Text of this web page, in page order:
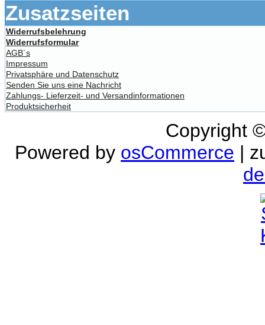
Zusatzseiten
Widerrufsbelehrung
Widerrufsformular
AGB´s
Impressum
Privatsphäre und Datenschutz
Senden Sie uns eine Nachricht
Zahlungs- Lieferzeit- und Versandinformationen
Produktsicherheit
Copyright
Powered by osCommerce |